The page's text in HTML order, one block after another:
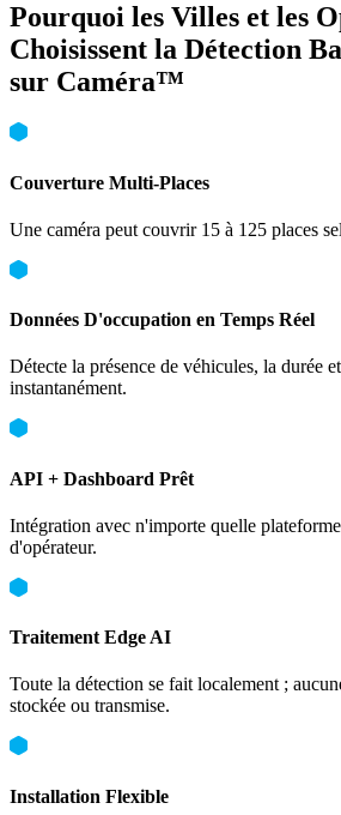
Pourquoi les Villes et les
Choisissent la Détection
sur Caméra™
Couverture Multi-Places
Une caméra peut couvrir 15 à 125 places
Données D'occupation en Temps Réel
Détecte la présence de véhicules, la durée
instantanément.
API + Dashboard Prêt
Intégration avec n'importe quelle
d'opérateur.
Traitement Edge AI
Toute la détection se fait localement ;
stockée ou transmise.
Installation Flexible